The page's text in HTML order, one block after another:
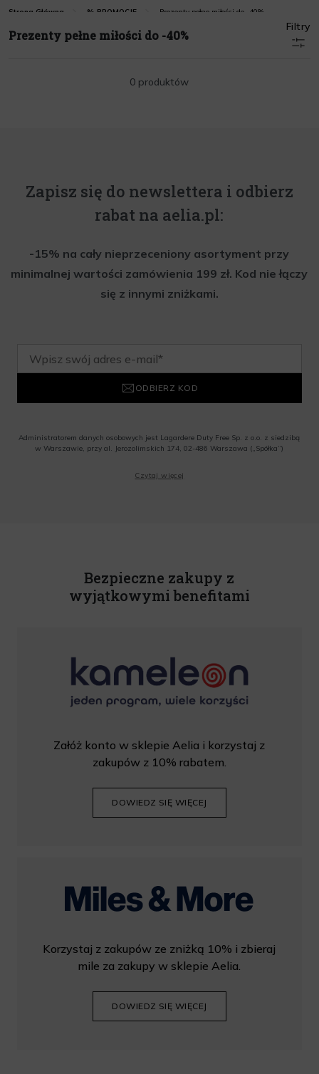
Strona Główna % PROMOCJE Prezenty pełne miłości do -40%
Prezenty pełne miłości do -40%
Filtry
0 produktów
Zapisz się do newslettera i odbierz
rabat na aelia.pl:
-15% na cały nieprzeceniony asortyment przy
minimalnej wartości zamówienia 199 zł. Kod nie łączy
się z innymi zniżkami.
ODBIERZ KOD
Administratorem danych osobowych jest Lagardere Duty Free Sp. z o.o. z siedzibą
w Warszawie, przy al. Jerozolimskich 174, 02-486 Warszawa („Spółka”)
o.o. informacji handlowych, w tym newslettera, informacji o promocjach i
Czytaj więcej
Bezpieczne zakupy z
wyjątkowymi benefitami
Załóż konto w sklepie Aelia i korzystaj z
zakupów z 10% rabatem.
DOWIEDZ SIĘ WIĘCEJ
Korzystaj z zakupów ze zniżką 10% i zbieraj
mile za zakupy w sklepie Aelia.
DOWIEDZ SIĘ WIĘCEJ